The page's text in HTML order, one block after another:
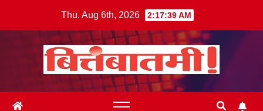
Thu. Aug 6th, 2026 2:17:39 AM